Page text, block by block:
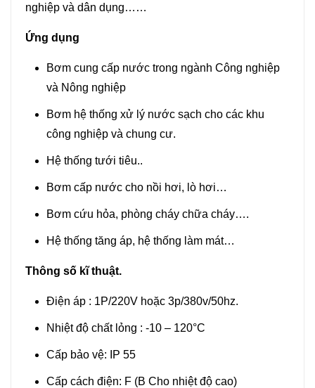
nghiệp và dân dụng……
Ứng dụng
Bơm cung cấp nước trong ngành Công nghiệp
và Nông nghiệp
Bơm hệ thống xử lý nước sạch cho các khu
công nghiệp và chung cư.
Hệ thống tưới tiêu..
Bơm cấp nước cho nồi hơi, lò hơi…
Bơm cứu hỏa, phòng cháy chữa cháy….
Hệ thống tăng áp, hệ thống làm mát…
Thông số kĩ thuật.
Điện áp : 1P/220V hoặc 3p/380v/50hz.
Nhiệt độ chất lỏng : -10 – 120°C
Cấp bảo vệ: IP 55
Cấp cách điện: F (B Cho nhiệt độ cao)